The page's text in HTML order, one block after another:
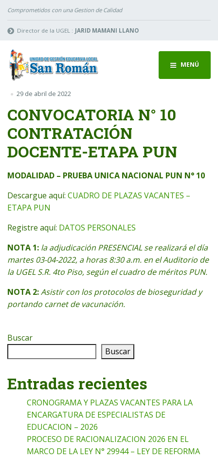
Comprometidos con una Gestion de Calidad
Director de la UGEL : JARID MAMANI LLANO
MENÚ
29 de abril de 2022
CONVOCATORIA N° 10
CONTRATACIÓN
DOCENTE-ETAPA PUN
MODALIDAD – PRUEBA UNICA NACIONAL PUN N° 10
Descargue aquí: CUADRO DE PLAZAS VACANTES –
ETAPA PUN
Registre aquí: DATOS PERSONALES
NOTA 1: la adjudicación PRESENCIAL se realizará el día
martes 03-04-2022, a horas 8:30 a.m. en el Auditorio de
la UGEL S.R. 4to Piso, según el cuadro de méritos PUN.
NOTA 2:Asistir con los protocolos de bioseguridad y
portando carnet de vacunación.
Buscar
Buscar
Entradas recientes
CRONOGRAMA Y PLAZAS VACANTES PARA LA
ENCARGATURA DE ESPECIALISTAS DE
EDUCACION – 2026
PROCESO DE RACIONALIZACION 2026 EN EL
MARCO DE LA LEY N° 29944 – LEY DE REFORMA